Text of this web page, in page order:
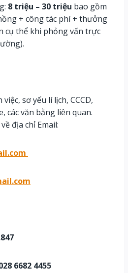
8 triệu – 30 triệu bao gồm
+ công tác phí + thưởng
cụ thể khi phỏng vấn trực
sơ yếu lí lịch, CCCD,
các văn bằng liên quan.
địa chỉ Email:
6682 4455